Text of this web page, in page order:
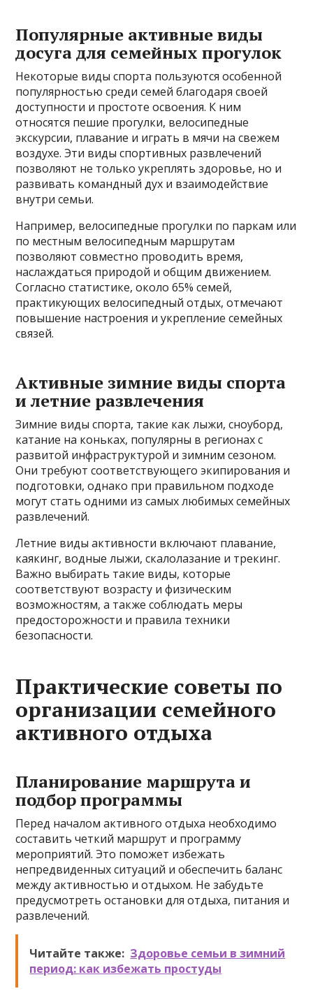
Популярные активные виды
досуга для семейных прогулок
Некоторые виды спорта пользуются особенной
популярностью среди семей благодаря своей
доступности и простоте освоения. К ним
относятся пешие прогулки, велосипедные
экскурсии, плавание и играть в мячи на свежем
воздухе. Эти виды спортивных развлечений
позволяют не только укреплять здоровье, но и
развивать командный дух и взаимодействие
внутри семьи.
Например, велосипедные прогулки по паркам или
по местным велосипедным маршрутам
позволяют совместно проводить время,
наслаждаться природой и общим движением.
Согласно статистике, около 65% семей,
практикующих велосипедный отдых, отмечают
повышение настроения и укрепление семейных
связей.
Активные зимние виды спорта
и летние развлечения
Зимние виды спорта, такие как лыжи, сноуборд,
катание на коньках, популярны в регионах с
развитой инфраструктурой и зимним сезоном.
Они требуют соответствующего экипирования и
подготовки, однако при правильном подходе
могут стать одними из самых любимых семейных
развлечений.
Летние виды активности включают плавание,
каякинг, водные лыжи, скалолазание и трекинг.
Важно выбирать такие виды, которые
соответствуют возрасту и физическим
возможностям, а также соблюдать меры
предосторожности и правила техники
безопасности.
Практические советы по
организации семейного
активного отдыха
Планирование маршрута и
подбор программы
Перед началом активного отдыха необходимо
составить четкий маршрут и программу
мероприятий. Это поможет избежать
непредвиденных ситуаций и обеспечить баланс
между активностью и отдыхом. Не забудьте
предусмотреть остановки для отдыха, питания и
развлечений.
Читайте также: Здоровье семьи в зимний
период: как избежать простуды